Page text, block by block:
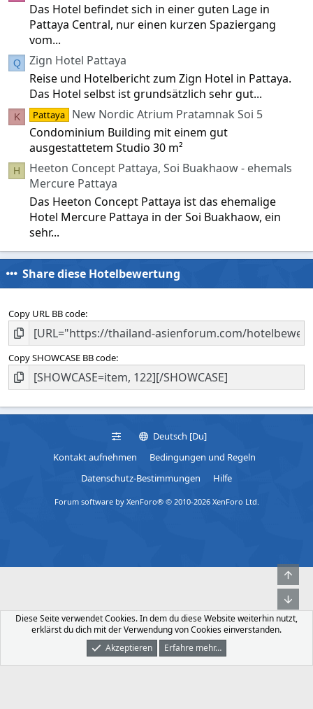
Das Hotel befindet sich in einer guten Lage in
Pattaya Central, nur einen kurzen Spaziergang
vom...
Q
Zign Hotel Pattaya
Reise und Hotelbericht zum Zign Hotel in Pattaya.
Das Hotel selbst ist grundsätzlich sehr gut...
K Pattaya
New Nordic Atrium Pratamnak Soi 5
Condominium Building mit einem gut
ausgestattetem Studio 30 m²
H
Heeton Concept Pattaya, Soi Buakhaow - ehemals
Mercure Pattaya
Das Heeton Concept Pattaya ist das ehemalige
Hotel Mercure Pattaya in der Soi Buakhaow, ein
sehr...
Share diese Hotelbewertung
Copy URL BB code
Copy SHOWCASE BB code
Deutsch [Du]
Kontakt aufnehmen
Bedingungen und Regeln
Datenschutz-Bestimmungen
Hilfe
Forum software by XenForo® © 2010-2026 XenForo Ltd.
Was Ist Neu Dunkler Modus Anmelden
Diese Seite verwendet Cookies. In dem du diese Website weiterhin nutzt,
erklärst du dich mit der Verwendung von Cookies einverstanden.
Akzeptieren
Erfahre mehr…